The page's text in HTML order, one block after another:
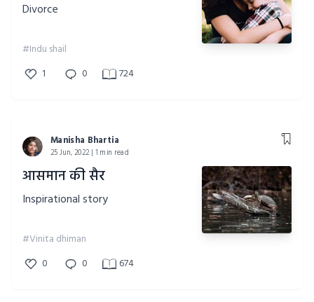
Divorce
#Indu shail
1
0 724
Manisha Bhartia
25 Jun, 2022 | 1 min read
आसमान की सैर
Inspirational story
#Vinita dhiman
0
0 674